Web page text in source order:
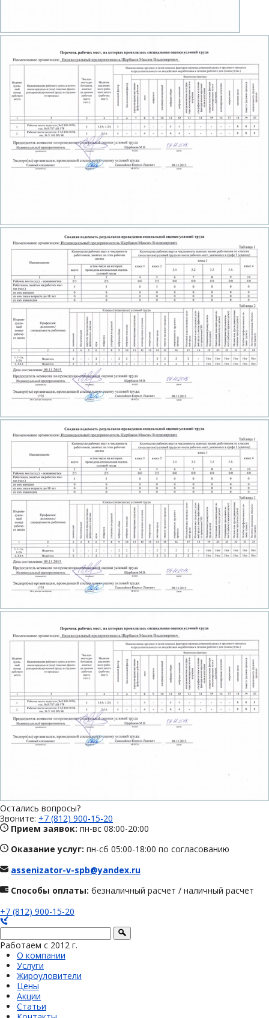
Остались вопросы?
Звоните: +7 (812) 900-15-20
Прием заявок: пн-вс 08:00-20:00
Оказание услуг: пн-сб 05:00-18:00 по согласованию
assenizator-v-spb@yandex.ru
Способы оплаты: безналичный расчет / наличный расчет
+7 (812) 900-15-20
Работаем с 2012 г.
О компании
Услуги
Жироуловители
Цены
Акции
Статьи